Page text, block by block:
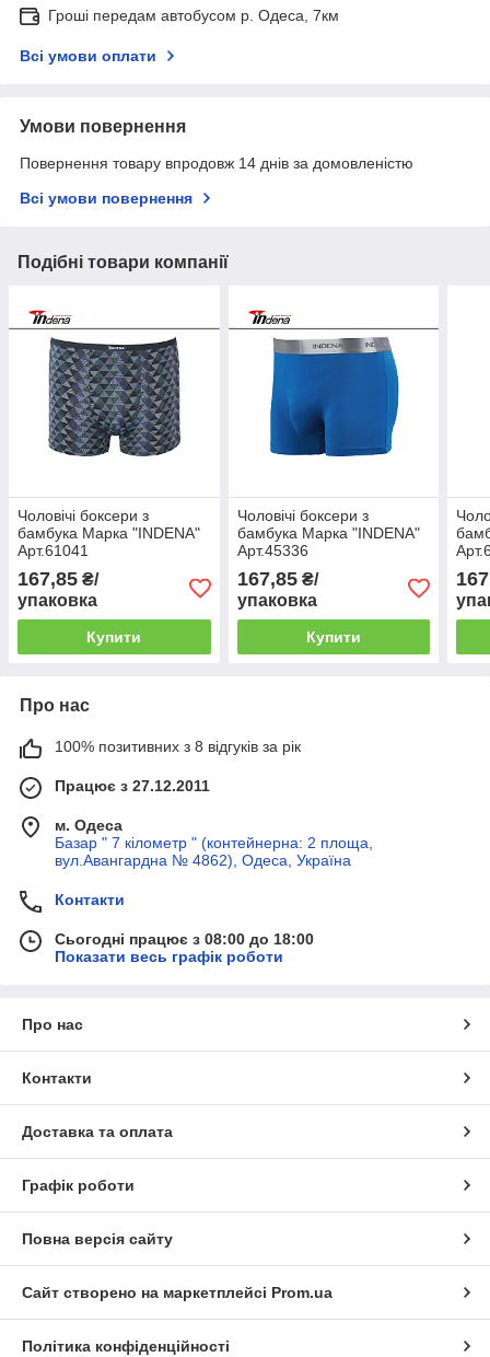
Гроші передам автобусом р. Одеса, 7км
Всі умови оплати
Умови повернення
Повернення товару впродовж 14 днів за домовленістю
Всі умови повернення
Подібні товари компанії
Чоловічі боксери з
бамбука Марка "INDENA"
Арт.61041
167,85 ₴/
упаковка
Купити
Чоловічі боксери з
бамбука Марка "INDENA"
Арт.45336
167,85₴/
упаковка
Купити
Про нас
100% позитивних з 8 відгуків за рік
Працює з 27.12.2011
м. Одеса
Базар " 7 кілометр " (контейнерна: 2 площа,
вул.Авангардна № 4862), Одеса, Україна
Контакти
Сьогодні працює з 08:00 до 18:00
Показати весь графік роботи
Про нас
Контакти
Доставка та оплата
Графік роботи
Повна версія сайту
Сайт створено на маркетплейсі Prom.ua
Політика конфіденційності